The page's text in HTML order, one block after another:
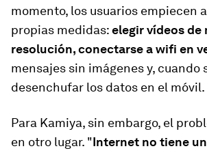
momento, los usuarios empiecen
propias medidas:elegir vídeos de
resolución, conectarse a wifi en
mensajes sin imágenes y, cuando
desenchufar los datos en el móvil.
Para Kamiya, sin embargo, el
en otro lugar. "Internet no tiene